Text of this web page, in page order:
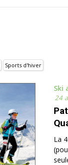
Sports d'hiver
Ski
24
La